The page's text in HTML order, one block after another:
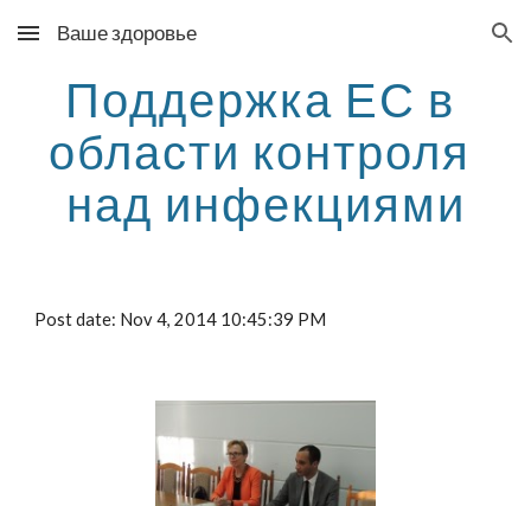
Skip to main content Skip to navigation
Ваше здоровье
Поддержка ЕС в
области контроля
над инфекциями
Post date: Nov 4, 2014 10:45:39 PM